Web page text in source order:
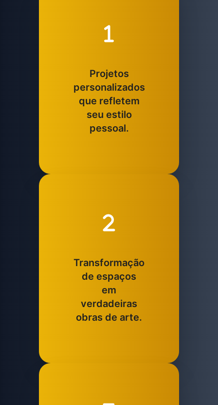
Projetos
personalizados
que refletem
seu estilo
pessoal.
Transformação
de espaços
em
verdadeiras
obras de arte.